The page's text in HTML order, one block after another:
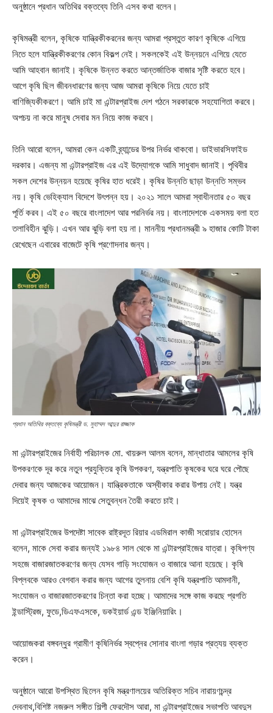
অনুষ্ঠানে প্রধান অতিথির বক্তব্যে তিনি এসব কথা বলেন।
কৃষিমন্ত্রী বলেন, কৃষিকে যান্ত্রিকীকরনের জন্য আমরা প্রস্তুত কারণ কৃষিকে এগিয়ে
নিতে হলে যান্ত্রিকীকরণের কোন বিকল্প নেই। সকলকেই এই উন্নয়নে এগিয়ে যেতে
আমি আহবান জানাই। কৃষিকে উন্নত করতে আন্তর্জাতিক বাজার সৃষ্টি করতে হবে।
আগে কৃষি ছিল জীবনধারণের জন্য আজ আমরা কৃষিকে নিয়ে যেতে চাই
বাণিজ্যিকীকরণে। আমি চাই মা এন্টারপ্রাইজ দেশ গঠনে সরকারকে সহযোগিতা করবে।
অপচয় না করে মানুষ সেবার মন নিয়ে কাজ করবে।
তিনি আরো বলেন, আমরা কেন একটি ব্র্যান্ডের উপর নির্ভর থাকবো। ডাইভারসিফাইড
দরকার। এজন্য মা এন্টারপ্রাইজ এর এই উদ্যোগকে আমি সাধুবাদ জানাই। পৃথিবীর
সকল দেশের উন্নয়ন হয়েছে কৃষির হাত ধরেই। কৃষির উন্নতি ছাড়া উন্নতি সম্ভব
নয়। কৃষি ভেহিক্যাল বিদেশে উৎপন্ন হয়। ২০২১ সালে আমরা স্বাধীনতার ৫০ বছর
পূর্তি করব। এই ৫০ বছরে বাংলাদেশ আর পরনির্ভর নয়। বাংলাদেশকে একসময় বলা হত
তলাবিহীন ঝুড়ি। এখন আর ঝুড়ি বলা হয় না। মাননীয় প্রধানমন্ত্রী ৯ হাজার কোটি টাকা
রেখেছেন এবারের বাজেটে কৃষি প্রণোদনার জন্য।
প্রধান অতিথির বক্তব্যে কৃষিমন্ত্রী ড. মুহাম্মদ আব্দুর রাজ্জাক
মা এন্টারপ্রাইজের নির্বাহী পরিচালক মো. খায়রুল আলম বলেন, মান্ধাতার আমলের কৃষি
উপকরণকে দূর করে নতুন প্রযুক্তির কৃষি উপকরণ, যন্ত্রপাতি কৃষকের ঘরে ঘরে পৌছে
দেবার জন্য আজকের আয়োজন। যান্ত্রিকতাকে অস্বীকার করার উপায় নেই। যন্ত্র
দিয়েই কৃষক ও আমাদের মাঝে সেতুবন্ধন তৈরী করতে চাই।
মা এন্টারপ্রাইজের উপদেষ্টা সাবেক রাষ্ট্রদূত রিয়ার এডমিরাল কাজী সরোয়ার হোসেন
বলেন, মাকে সেবা করার জন্যই ১৯৮৪ সাল থেকে মা এন্টারপ্রাইজের যাত্রা। কৃষিপণ্য
সহজে বাজারজাতকরণের জন্য যেসব গাড়ি সংযোজন ও বাজারে আনা হয়েছে। কৃষি
বিপ্লবকে আরও বেগবান করার জন্য আগের তুলনায় বেশি কৃষি যন্ত্রপাতি আমদানী,
সংযোজন ও বাজারজাতকরণের চিন্তা করা হচ্ছে। আমাদের সঙ্গে কাজ করছে প্রগতি
ইন্ডাস্ট্রিজ, ফুডে,ডিএফএসকে, ডকইয়ার্ড এন্ড ইঞ্জিনিয়ারিং।
আয়োজকরা বঙ্গবন্ধুর গ্রামীণ কৃষিনির্ভর স্বপ্নের সোনার বাংলা গড়ার প্রত্যয় ব্যক্ত
করেন।
অনুষ্ঠানে আরো উপস্থিত ছিলেন কৃষি মন্ত্রণালয়ের অতিরিক্ত সচিব নারায়ণচন্দ্র
দেবনাথ,বিশিষ্ট নজরুল সঙ্গীত শিল্পী ফেরদৌস আরা, মা এন্টারপ্রাইজের সভাপতি আবদুস